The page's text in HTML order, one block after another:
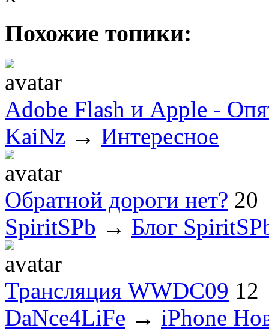
Похожие топики:
Adobe Flash и Apple -
KaiNz → Интересное
Обратной дороги нет? 20
SpiritSPb → Блог
Трансляция WWDC09 12
DaNce4LiFe → iPhone